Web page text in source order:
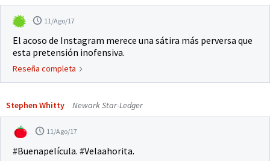
11/Ago/17
El acoso de Instagram merece una sátira más perversa que
esta pretensión inofensiva.
Reseña completa
Stephen Whitty Newark Star-Ledger
11/Ago/17
#Buenapelícula. #Velaahorita.